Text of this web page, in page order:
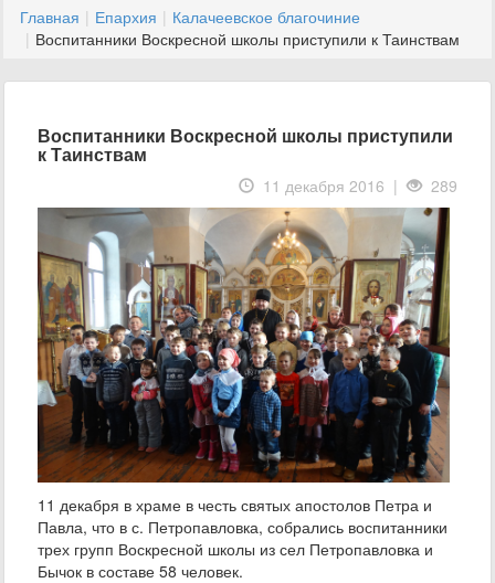
Главная Епархия
Калачеевское благочиние
Воспитанники Воскресной школы приступили к Таинствам
Воспитанники Воскресной школы приступили
к Таинствам
11 декабря 2016 | 289
11 декабря в храме в честь святых апостолов Петра и
Павла, что в с. Петропавловка, собрались воспитанники
трех групп Воскресной школы из сел Петропавловка и
Бычок в составе 58 человек.